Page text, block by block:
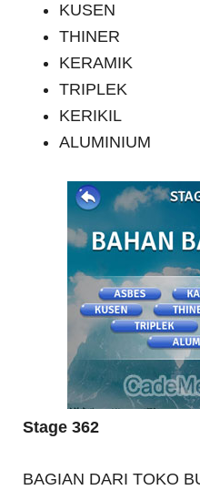
KUSEN
THINER
KERAMIK
TRIPLEK
KERIKIL
ALUMINIUM
Stage 362
BAGIAN DARI TOKO